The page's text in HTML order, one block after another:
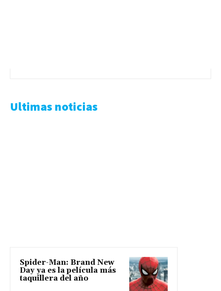
Ultimas noticias
Spider-Man: Brand New
Day ya es la película más
taquillera del año